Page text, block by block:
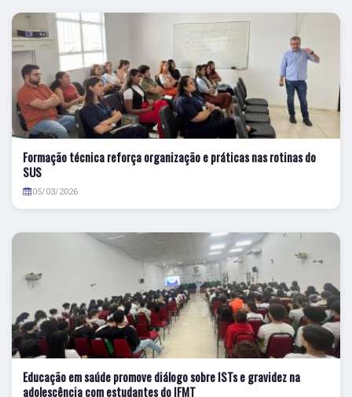
Formação técnica reforça organização e práticas nas rotinas do
SUS
05/03/2026
Educação em saúde promove diálogo sobre ISTs e gravidez na
adolescência com estudantes do IFMT